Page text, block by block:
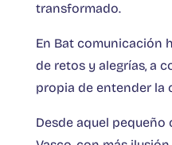
transformado.
En Bat comunicación
de retos y alegrías, a
propia de entender la
Desde aquel pequeño